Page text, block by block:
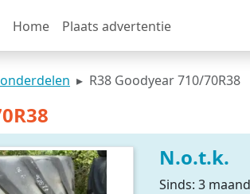
Home Plaats advertentie
R38 Goodyear 710/70R38
N.o.t.k.
Sinds: 3